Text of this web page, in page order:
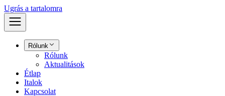
Ugrás a tartalomra
Rólunk
Rólunk
Aktualitások
Étlap
Italok
Kapcsolat